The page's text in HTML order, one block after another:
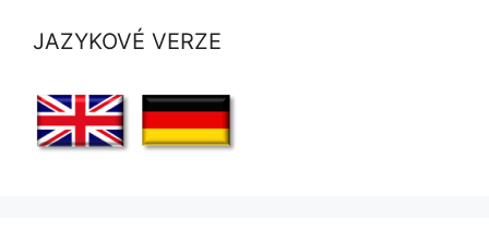
JAZYKOVÉ VERZE